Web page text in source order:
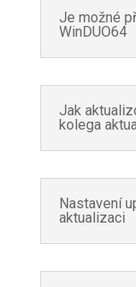
Je možné
WinDUO64
Jak
kolega
Nastavení
aktualizaci